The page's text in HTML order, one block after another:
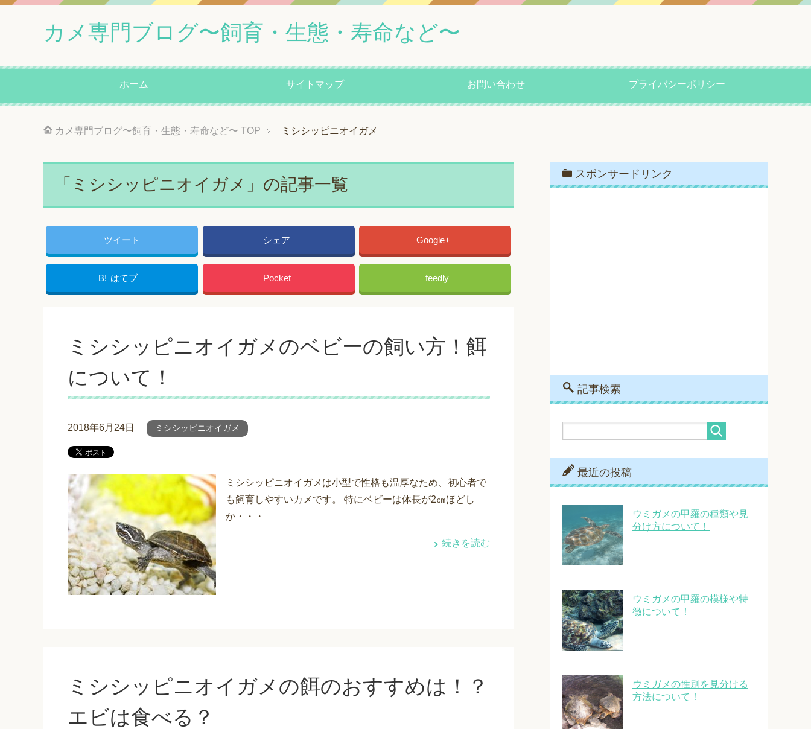
カメ専門ブログ〜飼育・生態・寿命など〜
ホーム サイトマップ お問い合わせ プライバシーポリシー
カメ専門ブログ〜飼育・生態・寿命など〜 TOP ミシシッピニオイガメ
「ミシシッピニオイガメ」の記事一覧
ツイート シェア Google+
B! はてブ Pocket feedly
ミシシッピニオイガメのベビーの飼い方！餌
について！
2018年6月24日 ミシシッピニオイガメ
ミシシッピニオイガメは小型で性格も温厚なため、初心者で
も飼育しやすいカメです。 特にベビーは体長が2㎝ほどし
か・・・
続きを読む
ミシシッピニオイガメの餌のおすすめは！？
エビは食べる？
スポンサードリンク
記事検索
最近の投稿
ウミガメの甲羅の種類や見
分け方について！
ウミガメの甲羅の模様や特
徴について！
ウミガメの性別を見分ける
方法について！